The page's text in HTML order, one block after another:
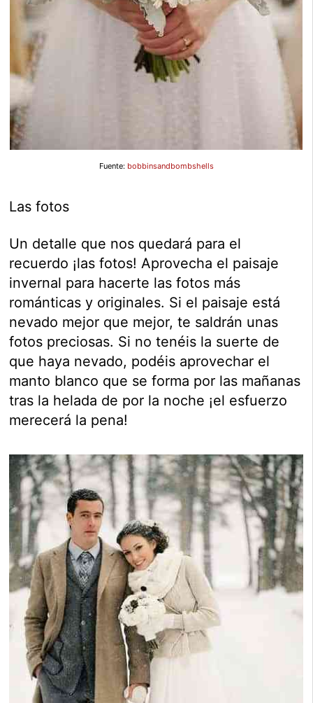
Fuente: bobbinsandbombshells
Las fotos
Un detalle que nos quedará para el
recuerdo ¡las fotos! Aprovecha el paisaje
invernal para hacerte las fotos más
románticas y originales. Si el paisaje está
nevado mejor que mejor, te saldrán unas
fotos preciosas. Si no tenéis la suerte de
que haya nevado, podéis aprovechar el
manto blanco que se forma por las mañanas
tras la helada de por la noche ¡el esfuerzo
merecerá la pena!